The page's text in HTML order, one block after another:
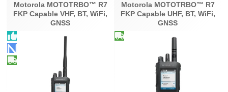
Nebyla přidána žádná recenze.
Motorola MOTOTRBO™ R7
FKP Capable VHF, BT, WiFi,
GNSS
Motorola MOTOTRBO™ R7
FKP Capable UHF, BT, WiFi,
GNSS